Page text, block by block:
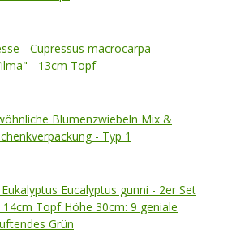
- Cupressus macrocarpa
- 13cm Topf
Blumenzwiebeln Mix &
- Typ 1
Eucalyptus gunni - 2er Set
Topf Höhe 30cm: 9 geniale
Grün